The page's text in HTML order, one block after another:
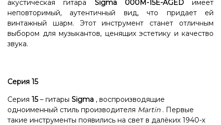
акустическая гитара Sigma 000M-15E-AGEDимеет
неповторимый, аутентичный вид, что придает ей
винтажный шарм. Этот инструмент станет отличным
выбором для музыкантов, ценящих эстетику и качество
звука.
Серия 15
Серия 15– гитары Sigma , воспроизводящие
одноименный стиль производителя Martin. Первые
такие инструменты появились на свет в далёких 1940-х